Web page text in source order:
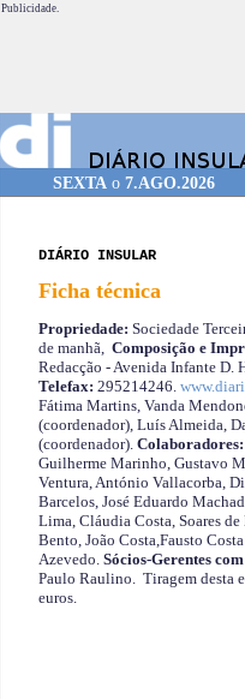
Publicidade.
SEXTAo 7.AGO.2026
DIÁRIO INSULAR
Ficha técnica
Propriedade: Sociedade
de manhã, Composição e
Redacção - Avenida Infante D.
Telefax: 295214246.
Fátima Martins, Vanda
(coordenador), Luís Almeida,
(coordenador). Colaboradores:
Guilherme Marinho, Gustavo
Ventura, António Vallacorba,
Barcelos, José Eduardo
Lima, Cláudia Costa, Soares
Bento, João Costa,Fausto
Azevedo. Sócios-Gerentes
Paulo Raulino. Tiragem desta
euros.